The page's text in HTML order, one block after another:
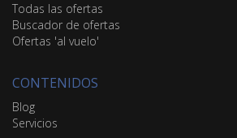
Todas las ofertas
Buscador de ofertas
Ofertas 'al vuelo'
CONTENIDOS
Blog
Servicios